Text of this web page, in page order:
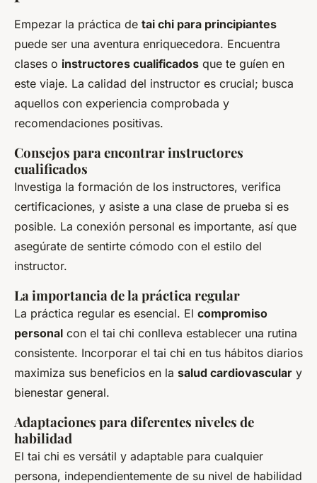
Empezar la práctica de tai chi para principiantes
puede ser una aventura enriquecedora. Encuentra
clases o instructores cualificados que te guíen en
este viaje. La calidad del instructor es crucial; busca
aquellos con experiencia comprobada y
recomendaciones positivas.
Consejos para encontrar instructores
cualificados
Investiga la formación de los instructores, verifica
certificaciones, y asiste a una clase de prueba si es
posible. La conexión personal es importante, así que
asegúrate de sentirte cómodo con el estilo del
instructor.
La importancia de la práctica regular
La práctica regular es esencial. El compromiso
personal con el tai chi conlleva establecer una rutina
consistente. Incorporar el tai chi en tus hábitos diarios
maximiza sus beneficios en la salud cardiovascular y
bienestar general.
Adaptaciones para diferentes niveles de
habilidad
El tai chi es versátil y adaptable para cualquier
persona, independientemente de su nivel de habilidad